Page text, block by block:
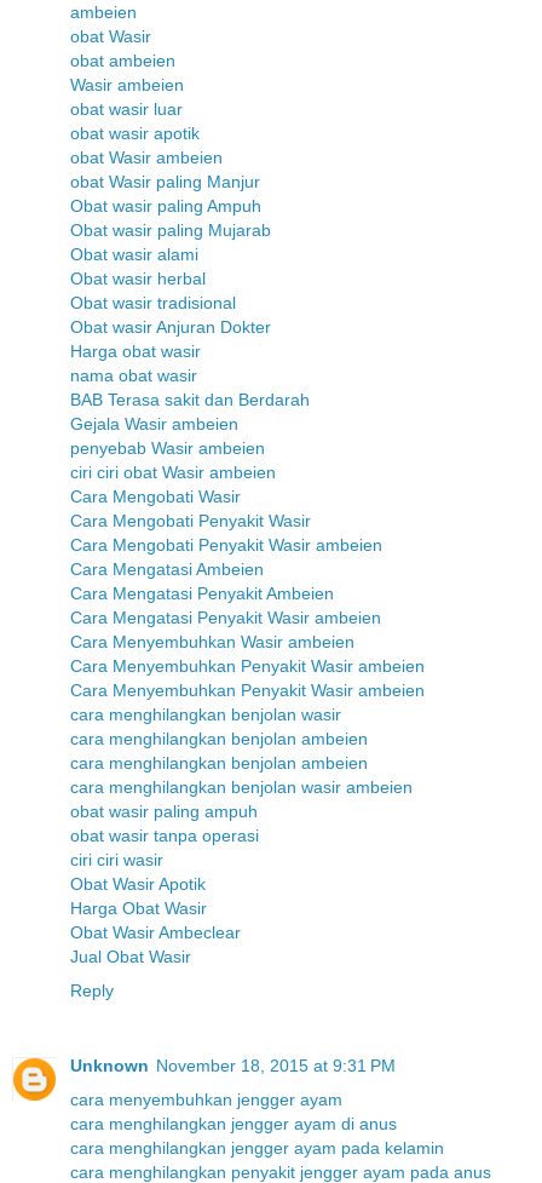
ambeien
obat Wasir
obat ambeien
Wasir ambeien
obat wasir luar
obat wasir apotik
obat Wasir ambeien
obat Wasir paling Manjur
Obat wasir paling Ampuh
Obat wasir paling Mujarab
Obat wasir alami
Obat wasir herbal
Obat wasir tradisional
Obat wasir Anjuran Dokter
Harga obat wasir
nama obat wasir
BAB Terasa sakit dan Berdarah
Gejala Wasir ambeien
penyebab Wasir ambeien
ciri ciri obat Wasir ambeien
Cara Mengobati Wasir
Cara Mengobati Penyakit Wasir
Cara Mengobati Penyakit Wasir ambeien
Cara Mengatasi Ambeien
Cara Mengatasi Penyakit Ambeien
Cara Mengatasi Penyakit Wasir ambeien
Cara Menyembuhkan Wasir ambeien
Cara Menyembuhkan Penyakit Wasir ambeien
Cara Menyembuhkan Penyakit Wasir ambeien
cara menghilangkan benjolan wasir
cara menghilangkan benjolan ambeien
cara menghilangkan benjolan ambeien
cara menghilangkan benjolan wasir ambeien
obat wasir paling ampuh
obat wasir tanpa operasi
ciri ciri wasir
Obat Wasir Apotik
Harga Obat Wasir
Obat Wasir Ambeclear
Jual Obat Wasir
Reply
Unknown November 18, 2015 at 9:31 PM
cara menyembuhkan jengger ayam
cara menghilangkan jengger ayam di anus
cara menghilangkan jengger ayam pada kelamin
cara menghilangkan penyakit jengger ayam pada anus